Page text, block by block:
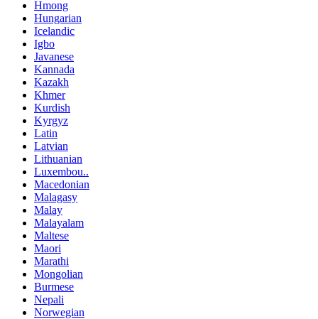
Hmong
Hungarian
Icelandic
Igbo
Javanese
Kannada
Kazakh
Khmer
Kurdish
Kyrgyz
Latin
Latvian
Lithuanian
Luxembou..
Macedonian
Malagasy
Malay
Malayalam
Maltese
Maori
Marathi
Mongolian
Burmese
Nepali
Norwegian